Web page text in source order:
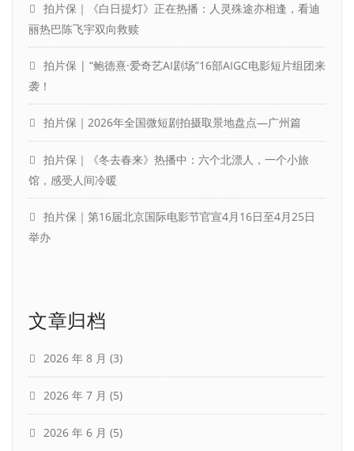
拍片保｜《白日提灯》正在热播：人灵殊途亦相逢，看迪
丽热巴陈飞宇双向救赎
拍片保 | “鲍德熹·爱奇艺AI剧场”16部AIGC电影短片组团来
袭！
拍片保｜2026年全国微短剧拍摄取景地盘点—广州篇
拍片保｜《冬去春来》热播中：六个北漂人，一个小旅
馆，感受人间冷暖
拍片保｜第16届北京国际电影节官宣4月16日至4月25日
举办
文章归档
2026 年 8 月 (3)
2026 年 7 月 (5)
2026 年 6 月 (5)